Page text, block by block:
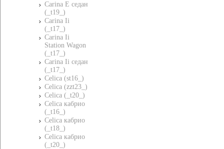
Carina E седан
(_t19_)
Carina Ii
(_t17_)
Carina Ii
Station Wagon
(_t17_)
Carina Ii седан
(_t17_)
Celica (st16_)
Celica (zzt23_)
Celica (_t20_)
Celica кабрио
(_t16_)
Celica кабрио
(_t18_)
Celica кабрио
(_t20_)